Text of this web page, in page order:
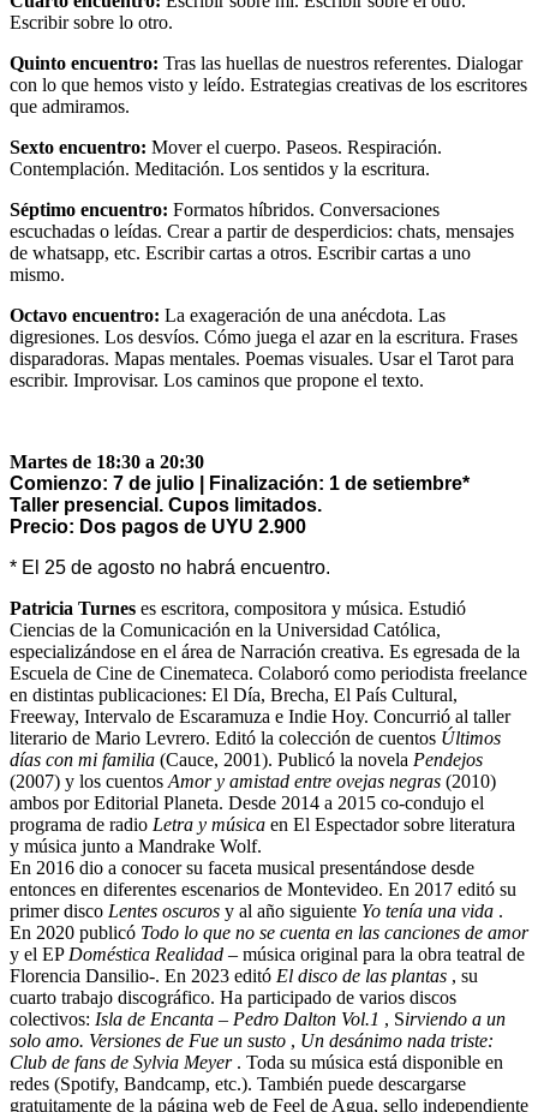
Escribir sobre lo otro.
Quinto encuentro: Tras las huellas de nuestros referentes. Dialogar
con lo que hemos visto y leído. Estrategias creativas de los escritores
que admiramos.
Sexto encuentro: Mover el cuerpo. Paseos. Respiración.
Contemplación. Meditación. Los sentidos y la escritura.
Séptimo encuentro: Formatos híbridos. Conversaciones
escuchadas o leídas. Crear a partir de desperdicios: chats, mensajes
de whatsapp, etc. Escribir cartas a otros. Escribir cartas a uno
mismo.
Octavo encuentro: La exageración de una anécdota. Las
digresiones. Los desvíos. Cómo juega el azar en la escritura. Frases
disparadoras. Mapas mentales. Poemas visuales. Usar el Tarot para
escribir. Improvisar. Los caminos que propone el texto.
Martes de 18:30 a 20:30
Comienzo: 7 de julio | Finalización: 1 de setiembre*
Taller presencial. Cupos limitados.
Precio: Dos pagos de UYU 2.900
* El 25 de agosto no habrá encuentro.
Patricia Turnes es escritora, compositora y música. Estudió
Ciencias de la Comunicación en la Universidad Católica,
especializándose en el área de Narración creativa. Es egresada de la
Escuela de Cine de Cinemateca. Colaboró como periodista freelance
en distintas publicaciones: El Día, Brecha, El País Cultural,
Freeway, Intervalo de Escaramuza e Indie Hoy. Concurrió al taller
literario de Mario Levrero. Editó la colección de cuentos Últimos
días con mi familia (Cauce, 2001). Publicó la novela Pendejos
(2007) y los cuentos Amor y amistad entre ovejas negras (2010)
ambos por Editorial Planeta. Desde 2014 a 2015 co-condujo el
programa de radio Letra y música en El Espectador sobre literatura
y música junto a Mandrake Wolf.
En 2016 dio a conocer su faceta musical presentándose desde
entonces en diferentes escenarios de Montevideo. En 2017 editó su
primer disco Lentes oscuros y al año siguiente Yo tenía una vida .
En 2020 publicó Todo lo que no se cuenta en las canciones de amor
y el EP Doméstica Realidad – música original para la obra teatral de
Florencia Dansilio-. En 2023 editó El disco de las plantas , su
cuarto trabajo discográfico. Ha participado de varios discos
colectivos: Isla de Encanta – Pedro Dalton Vol.1 , Sirviendo a un
solo amo. Versiones de Fue un susto , Un desánimo nada triste:
Club de fans de Sylvia Meyer. Toda su música está disponible en
redes (Spotify, Bandcamp, etc.). También puede descargarse
gratuitamente de la página web de Feel de Agua, sello independiente